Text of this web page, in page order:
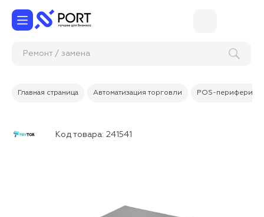
Ремонт / з
Главная страница Автоматизация торговли POS-периферия
Код товара: 241541